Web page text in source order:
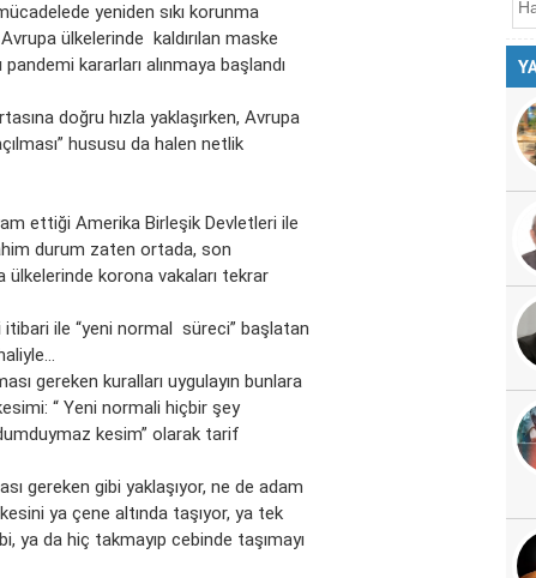
yeniden sıkı korunma
ülkelerinde kaldırılan maske
kararları alınmaya başlandı
doğru hızla yaklaşırken, Avrupa
hususu da halen netlik
ettiği Amerika Birleşik Devletleri ile
durum zaten ortada, son
ülkelerinde korona vakaları tekrar
ile “yeni normal süreci” başlatan
gereken kuralları uygulayın bunlara
“ Yeni normali hiçbir şey
kesim” olarak tarif
gereken gibi yaklaşıyor, ne de adam
ya çene altında taşıyor, ya tek
ya da hiç takmayıp cebinde taşımayı